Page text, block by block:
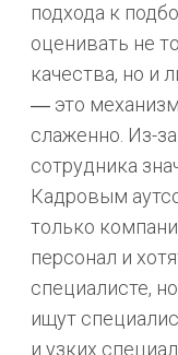
подхода к
оценивать не
качества, но и
― это
слаженно. Из-
сотрудника
Кадровым
только
персонал и
специалисте,
ищут
и узких